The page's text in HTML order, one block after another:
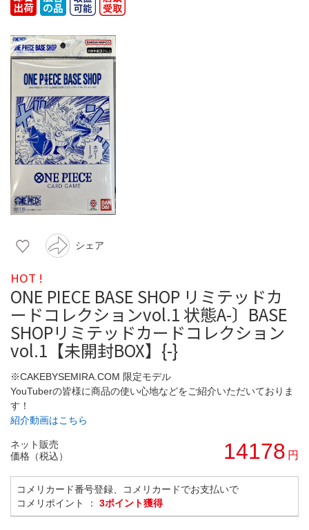
シェア
HOT !
ONE PIECE BASE SHOP リミテッドカ
ードコレクションvol.1 状態A-〕BASE
SHOPリミテッドカードコレクション
vol.1【未開封BOX】{-}
※CAKEBYSEMIRA.COM 限定モデル
YouTuberの皆様に商品の使い心地などをご紹介いただいておりま
す！
紹介動画はこちら
ネット販売
価格（税込）
14178 円
コメリカード番号登録、コメリカードでお支払いで
コメリポイント ： 3ポイント獲得